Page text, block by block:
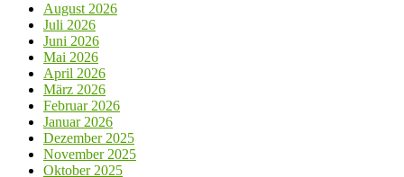
August 2026
Juli 2026
Juni 2026
Mai 2026
April 2026
März 2026
Februar 2026
Januar 2026
Dezember 2025
November 2025
Oktober 2025